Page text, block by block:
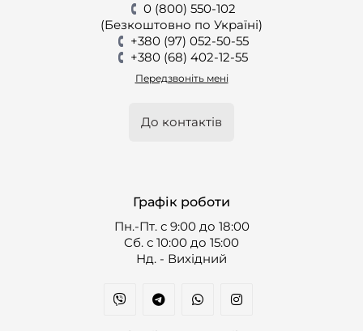
0 (800) 550-102
(Безкоштовно по Україні)
+380 (97) 052-50-55
+380 (68) 402-12-55
Передзвоніть мені
До контактів
Графік роботи
Пн.-Пт. с 9:00 до 18:00
Cб. с 10:00 до 15:00
Нд. - Вихідний